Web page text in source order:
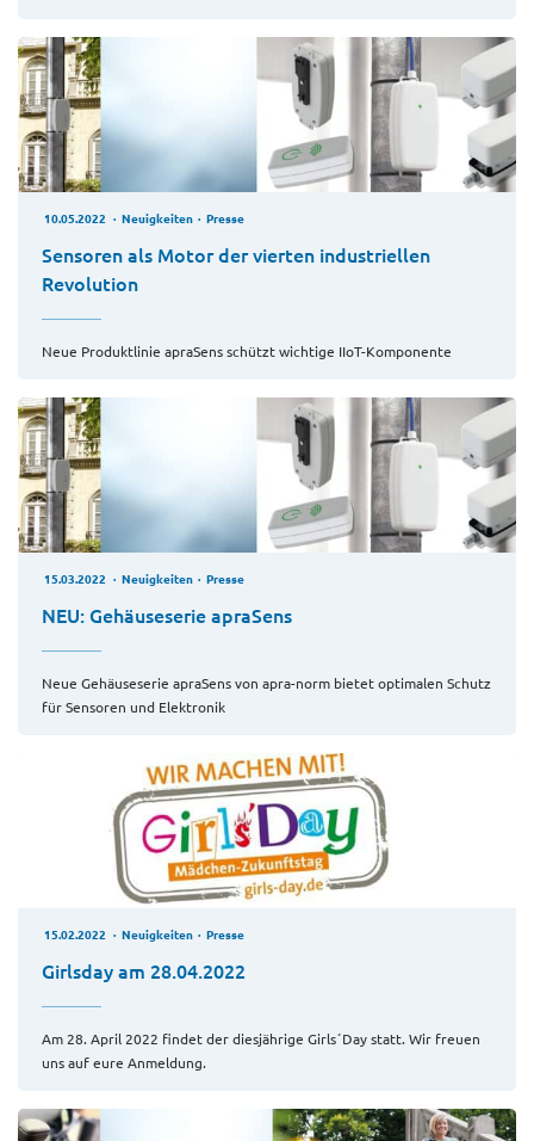
10.05.2022 Neuigkeiten Presse
Sensoren als Motor der vierten industriellen
Revolution
Neue Produktlinie apraSens schützt wichtige IIoT-Komponente
15.03.2022 Neuigkeiten Presse
NEU: Gehäuseserie apraSens
Neue Gehäuseserie apraSens von apra-norm bietet optimalen Schutz
für Sensoren und Elektronik
15.02.2022 Neuigkeiten Presse
Girlsday am 28.04.2022
Am 28. April 2022 findet der diesjährige Girls´Day statt. Wir freuen
uns auf eure Anmeldung.